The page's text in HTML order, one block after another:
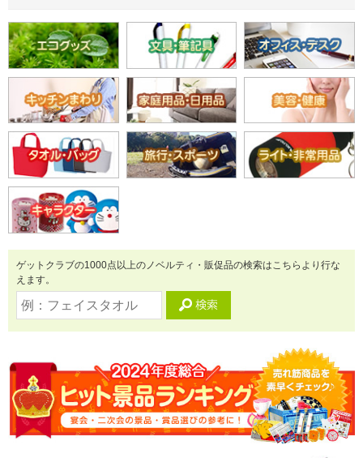
ゲットクラブの1000点以上のノベルティ・販促品の検索はこちらより行な
えます。